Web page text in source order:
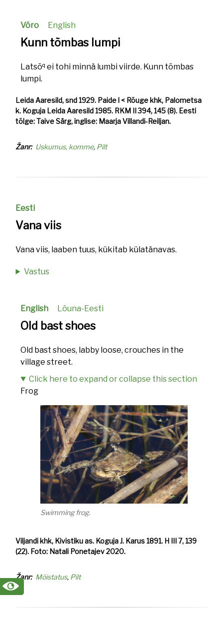
Võro English
Kunn tõmbas lumpi
Latsõq ei tohi minnä lumbi viirde. Kunn tõmbas
lumpi.
Leida Aaresild, snd 1929. Paide l < Rõuge khk, Palometsa
k. Koguja Leida Aaresild 1985. RKM II 394, 145 (8). Eesti
tõlge: Taive Särg, inglise: Maarja Villandi-Reiljan.
Žanr Uskumus, komme Pilt
Eesti
Vana viis
Vana viis, laaben tuus, kükitab külatänavas.
Vastus
English Lõuna-Eesti
Old bast shoes
Old bast shoes, labby loose, crouches in the
village street.
Click here to expand or collapse this section
Frog
Swimming frog.
Viljandi khk, Kivistiku as. Koguja J. Karus 1891. H III 7, 139
(22). Foto: Natali Ponetajev 2020.
Žanr Mõistatus Pilt